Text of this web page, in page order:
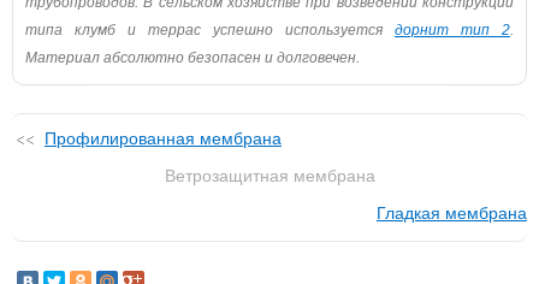
типа клумб и террас успешно используется дорнит тип 2.
Материал абсолютно безопасен и долговечен.
Профилированная мембрана
Ветрозащитная мембрана
Гладкая мембрана